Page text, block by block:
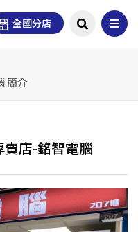
全國分店
簡介
賣店-銘智電腦